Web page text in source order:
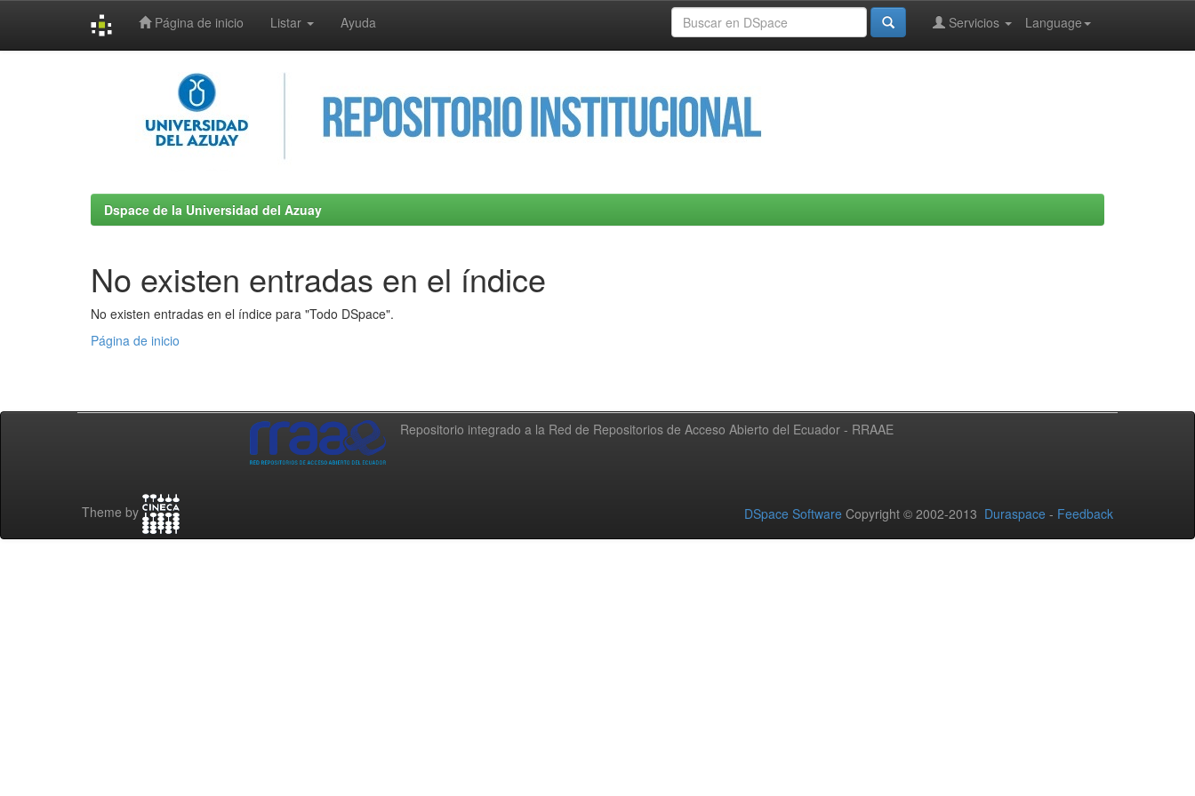
Página de inicio Listar Ayuda Language
Servicios
Dspace de la Universidad del Azuay
No existen entradas en el índice
No existen entradas en el índice para "Todo DSpace".
Página de inicio
Repositorio integrado a la Red de Repositorios de Acceso Abierto del Ecuador - RRAAE
Theme by DSpace Software Copyright © 2002-2013 Duraspace - Feedback